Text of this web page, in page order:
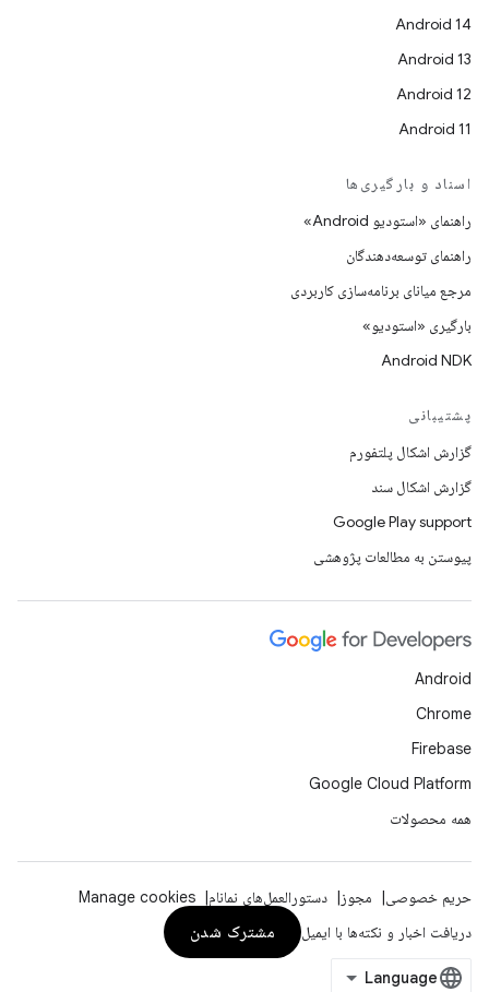
Android 14
Android 13
Android 12
Android 11
اسناد و بارگیری‌ها
راهنمای «استودیو Android»
راهنمای توسعه‌دهندگان
مرجع میانای برنامه‌سازی کاربردی
بارگیری «استودیو»
Android NDK
پشتیبانی
گزارش اشکال پلتفورم
گزارش اشکال سند
Google Play support
پیوستن به مطالعات پژوهشی
Android
Chrome
Firebase
Google Cloud Platform
همه محصولات
حریم خصوصی مجوز دستورالعمل‌های نمانام
Manage cookies
دریافت اخبار و نکته‌ها با ایمیل
مشترک شدن